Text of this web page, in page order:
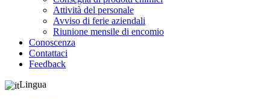
Attività del personale
Avviso di ferie aziendali
Riunione mensile di encomio
Conoscenza
Contattaci
Feedback
Lingua